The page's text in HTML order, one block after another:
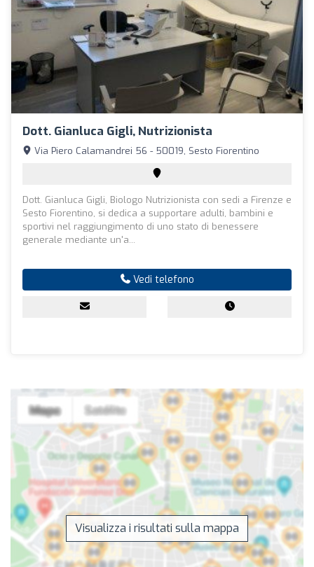
Dott. Gianluca Gigli, Nutrizionista
Via Piero Calamandrei 56 - 50019, Sesto Fiorentino
Dott. Gianluca Gigli, Biologo Nutrizionista con sedi a Firenze e
Sesto Fiorentino, si dedica a supportare adulti, bambini e
sportivi nel raggiungimento di uno stato di benessere
generale mediante un'a...
Vedi telefono
Visualizza i risultati sulla mappa